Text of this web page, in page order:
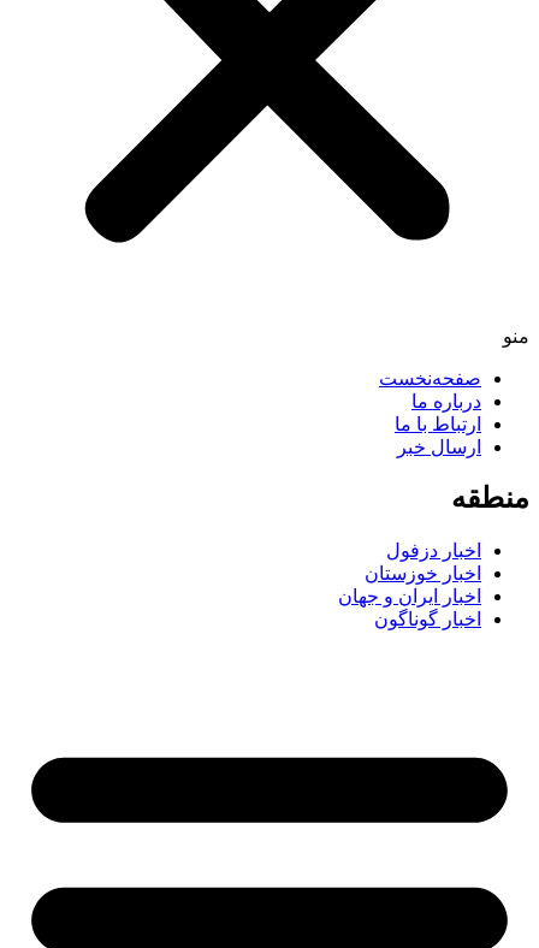
صفحه‌نخست
درباره ما
ارتباط با ما
ارسال خبر
اخبار دزفول
اخبار خوزستان
اخبار ایران و جهان
اخبار گوناگون